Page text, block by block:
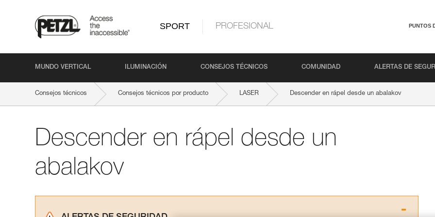
SPORT PROFESIONAL PUNTOS
MUNDO VERTICAL ILUMINACIÓN CONSEJOS TÉCNICOS COMUNIDAD ALERTAS DE
Consejos técnicos Consejos técnicos por producto LASER Descender en rápel desde un abalakov
Descender en rápel desde un
abalakov